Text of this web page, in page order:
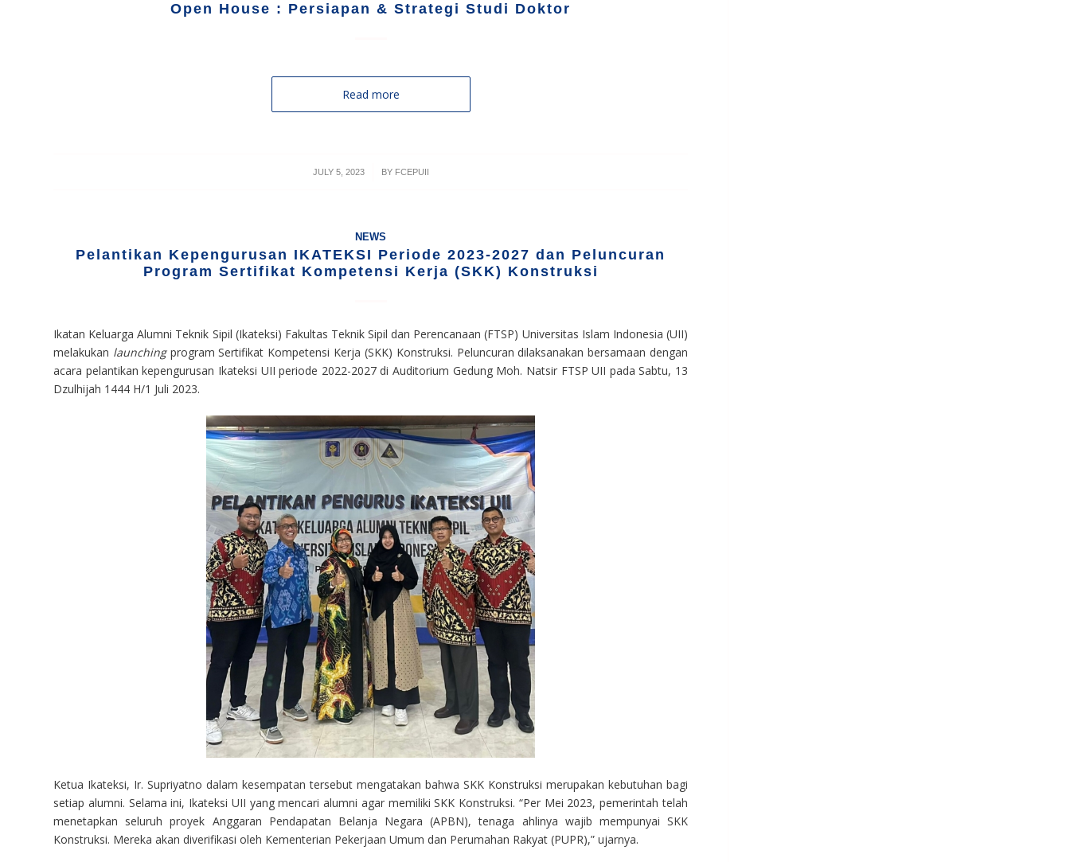
Open House : Persiapan & Strategi Studi Doktor
Read more
JULY 5, 2023
/ BY FCEPUII
NEWS
Pelantikan Kepengurusan IKATEKSI Periode 2023-2027 dan Peluncuran
Program Sertifikat Kompetensi Kerja (SKK) Konstruksi
Ikatan Keluarga Alumni Teknik Sipil (Ikateksi) Fakultas Teknik Sipil dan Perencanaan (FTSP) Universitas Islam Indonesia (UII)
melakukan launchingprogram Sertifikat Kompetensi Kerja (SKK) Konstruksi. Peluncuran dilaksanakan bersamaan dengan
acara pelantikan kepengurusan Ikateksi UII periode 2022-2027 di Auditorium Gedung Moh. Natsir FTSP UII pada Sabtu, 13
Dzulhijah 1444 H/1 Juli 2023.
Ketua Ikateksi, Ir. Supriyatno dalam kesempatan tersebut mengatakan bahwa SKK Konstruksi merupakan kebutuhan bagi
setiap alumni. Selama ini, Ikateksi UII yang mencari alumni agar memiliki SKK Konstruksi. “Per Mei 2023, pemerintah telah
menetapkan seluruh proyek Anggaran Pendapatan Belanja Negara (APBN), tenaga ahlinya wajib mempunyai SKK
Konstruksi. Mereka akan diverifikasi oleh Kementerian Pekerjaan Umum dan Perumahan Rakyat (PUPR),” ujarnya.